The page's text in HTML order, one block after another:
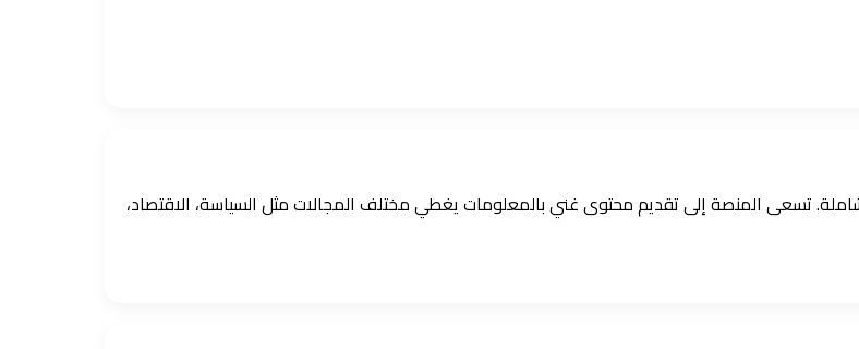
تسعى المنصة إلى تقديم محتوى غني بالمعلومات يغطي مختلف المجالات مثل السياسة، الاقتصاد،